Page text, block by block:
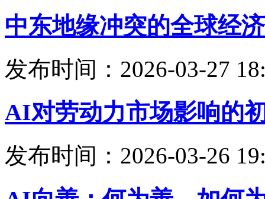
中东地缘冲突的全球经
发布时间：2026-03-27
AI对劳动力市场影响的
发布时间：2026-03-26